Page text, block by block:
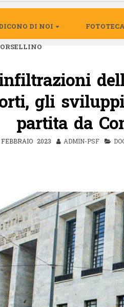
DI NOI FOTOTECA
gli
partita da
2023 ADMIN-PSF